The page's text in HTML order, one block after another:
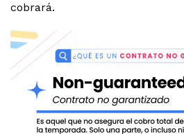
cobrará.